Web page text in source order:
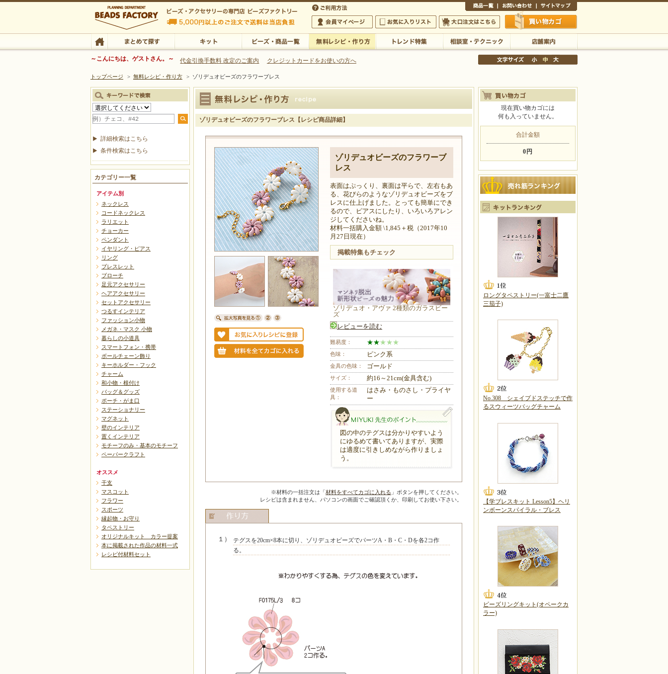
ビーズファクトリー ビーズ・パーツ・金具など・アクセサリーの専門店
ビーズ・アクセサリーの専門店 ビーズファクトリー 5,000円以上のご注文で送料は当店が負担いたします
ビーズ・アクセサリーの専門店 ビーズファクトリー 5,000円以上のご注文で送料は当店が負担いたします
会員マイページ
お気に入りリスト 大口注文はこちら 買い物かご
TOP まとめて探す 店舗案内
～こんにちは、ゲストさん。～ 代金引換手数料 改定のご案内 クレジットカードをお使いの方へ
トップページ > 無料レシピ・作り方 > ゾリデュオビーズのフラワーブレス
ゾリデュオビーズのフラワーブレス【レシピ商品詳細】
ゾリデュオビーズのフラワーブ
レス
表面はぷっくり、裏面は平らで、左右もあ
る、花びらのようなゾリデュオビーズをブ
レスに仕上げました。とっても簡単にでき
るので、ピアスにしたり、いろいろアレン
ジしてくださいね。
材料一括購入金額 \1,845＋税（2017年10
月27日現在）
掲載特集もチェック
ゾリデュオ・アヴァ 2種類のガラスビー
ズ
レビューを読む
難易度： ★★★★★
色味： ピンク系
金具の色味： ゴールド
サイズ： 約16～21cm(金具含む)
使用する道
具：
はさみ・ものさし・プライヤ
ー
MIYUKI先生のポイント
図の中のテグスは分かりやすいよう
にゆるめて書いてありますが、実際
は適度に引きしめながら作りましょ
う。
※材料の一括注文は「材料をすべてカゴに入れる 」ボタンを押してください。
レシピは含まれません、パソコンの画面でご確認頂くか、印刷してお使い下さい。
１）
テグスを20cm×8本に切り、ゾリデュオビーズでパーツA・B・C・Dを各2コ作
る。
詳細検索はこちら
条件検索はこちら
カテゴリー一覧
アイテム別
ネックレス
コードネックレス
ラリエット
チョーカー
ペンダント
イヤリング・ピアス
リング
ブレスレット
ブローチ
足元アクセサリー
ヘアアクセサリー
セットアクセサリー
つるすインテリア
ファッション小物
メガネ・マスク 小物
暮らしの小道具
スマートフォン・携帯
ボールチェーン飾り
キーホルダー・フック
チャーム
和小物・根付け
バッグ＆グッズ
ポーチ・がま口
ステーショナリー
マグネット
壁のインテリア
置くインテリア
モチーフのみ・基本のモチーフ
ペーパークラフト
オススメ
干支
マスコット
フラワー
スポーツ
縁起物・お守り
タペストリー
オリジナルキット カラー提案
本に掲載された作品の材料一式
レシピ付材料セット
現在買い物カゴには
何も入っていません。
合計金額
0円
ロングタペストリー(一富士二鷹
三茄子)
No.308 シェイプドステッチで作
るスウィーツバッグチャーム
【学ブレスキット Lesson5】ヘリ
ンボーンスパイラル・ブレス
ビーズリングキット(オペークカ
ラー)